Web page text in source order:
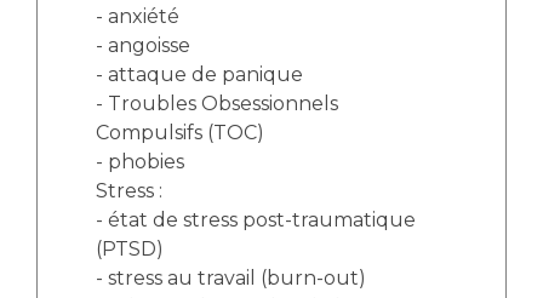
- anxiété
- angoisse
- attaque de panique
- Troubles Obsessionnels
Compulsifs (TOC)
- phobies
Stress :
- état de stress post-traumatique
(PTSD)
- stress au travail (burn-out)